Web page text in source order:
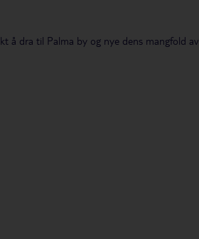
å dra til Palma by og nye dens mangfold av